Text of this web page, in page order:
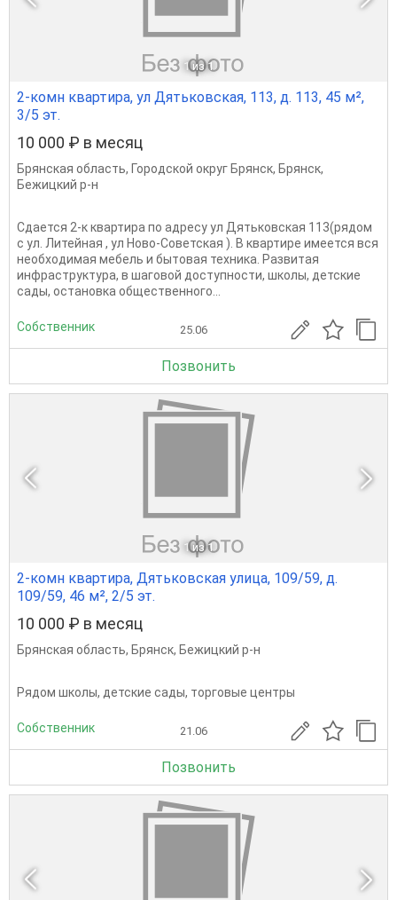
1 из 1
2-комн квартира, ул Дятьковская, 113, д. 113, 45 м²,
3/5 эт.
10 000 ₽ в месяц
Брянская область, Городской округ Брянск, Брянск,
Бежицкий р-н
Сдается 2-к квартира по адресу ул Дятьковская 113(рядом
с ул. Литейная , ул Ново-Советская ). В квартире имеется вся
необходимая мебель и бытовая техника. Развитая
инфраструктура, в шаговой доступности, школы, детские
сады, остановка общественного...
Собственник 25.06
Позвонить
1 из 1
2-комн квартира, Дятьковская улица, 109/59, д.
109/59, 46 м², 2/5 эт.
10 000 ₽ в месяц
Брянская область, Брянск, Бежицкий р-н
Рядом школы, детские сады, торговые центры
Собственник 21.06
Позвонить